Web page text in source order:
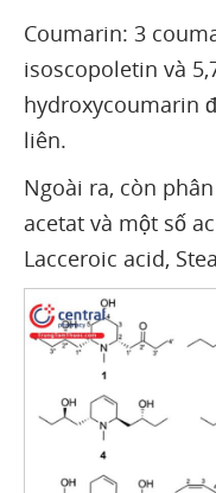
Coumarin: 3
isoscopoletin và
hydroxycoumarin
liên.
Ngoài ra, còn
acetat và một số
Lacceroic acid,